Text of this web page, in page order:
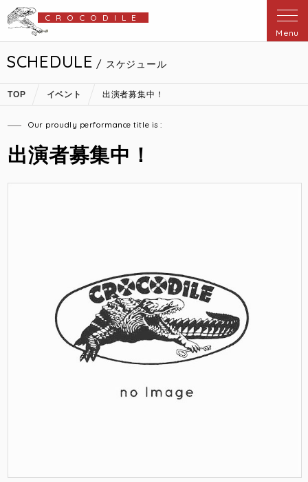
CROCODILE
Menu
SCHEDULE / スケジュール
TOP イベント 出演者募集中！
Our proudly performance title is :
出演者募集中！